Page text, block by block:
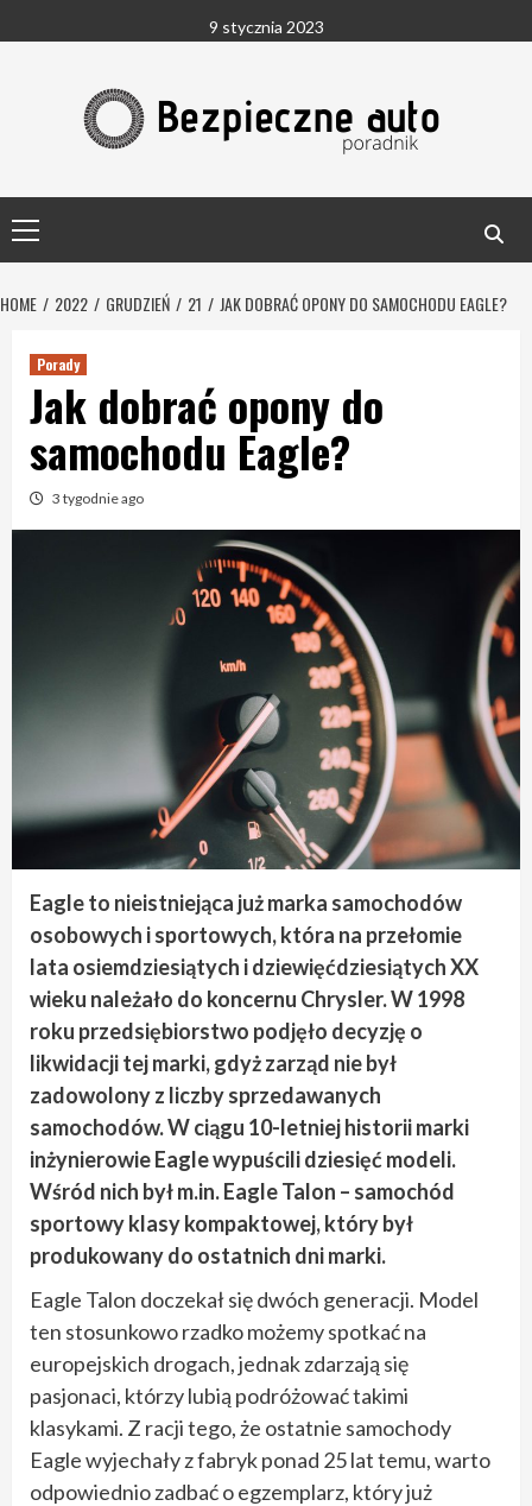
to
9 stycznia 2023
Menu
HOME 2022 GRUDZIEŃ 21 JAK DOBRAĆ OPONY DO SAMOCHODU EAGLE?
Porady
Jak dobrać opony do
samochodu Eagle?
3 tygodnie ago
Eagle to nieistniejąca już marka samochodów
osobowych i sportowych, która na przełomie
lata osiemdziesiątych i dziewięćdziesiątych XX
wieku należało do koncernu Chrysler. W 1998
roku przedsiębiorstwo podjęło decyzję o
likwidacji tej marki, gdyż zarząd nie był
zadowolony z liczby sprzedawanych
samochodów. W ciągu 10-letniej historii marki
inżynierowie Eagle wypuścili dziesięć modeli.
Wśród nich był m.in. Eagle Talon – samochód
sportowy klasy kompaktowej, który był
produkowany do ostatnich dni marki.
Eagle Talon doczekał się dwóch generacji. Model
ten stosunkowo rzadko możemy spotkać na
europejskich drogach, jednak zdarzają się
pasjonaci, którzy lubią podróżować takimi
klasykami. Z racji tego, że ostatnie samochody
Eagle wyjechały z fabryk ponad 25 lat temu, warto
odpowiednio zadbać o egzemplarz, który już